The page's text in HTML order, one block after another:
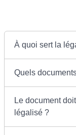
À quoi sert la
Quels
Le document
légalisé ?